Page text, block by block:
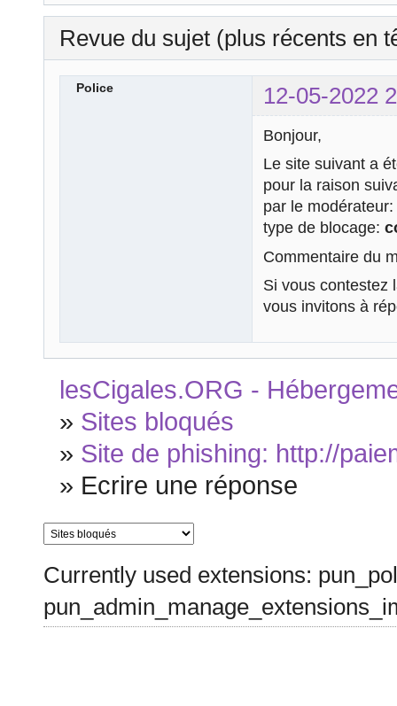
Revue du sujet (plus récents en
Police 12-05-2022
Bonjour,
Le site suivant a
pour la raison
par le modérateur:
type de blocage:
Commentaire du
Si vous contestez
vous invitons à
lesCigales.ORG -
» Sites bloqués
» Site de phishing: http://
» Ecrire une réponse
Currently used extensions: